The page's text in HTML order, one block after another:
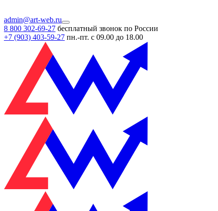
admin@art-web.ru
8 800 302-69-27 бесплатный звонок по России
+7 (903) 403-59-27 пн.-пт. с 09.00 до 18.00